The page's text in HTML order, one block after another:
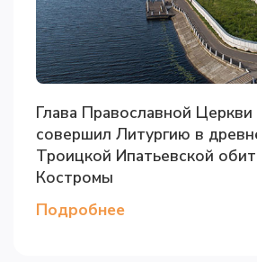
Глава Православной Церкви
совершил Литургию в
Троицкой Ипатьевской
Костромы
Подробнее